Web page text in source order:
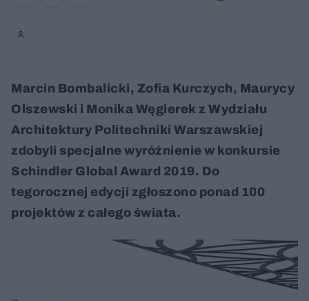
Marcin Bombalicki, Zofia Kurczych, Maurycy
Olszewski i Monika Węgierek z Wydziału
Architektury Politechniki Warszawskiej
zdobyli specjalne wyróżnienie w konkursie
Schindler Global Award 2019. Do
tegorocznej edycji zgłoszono ponad 100
projektów z całego świata.